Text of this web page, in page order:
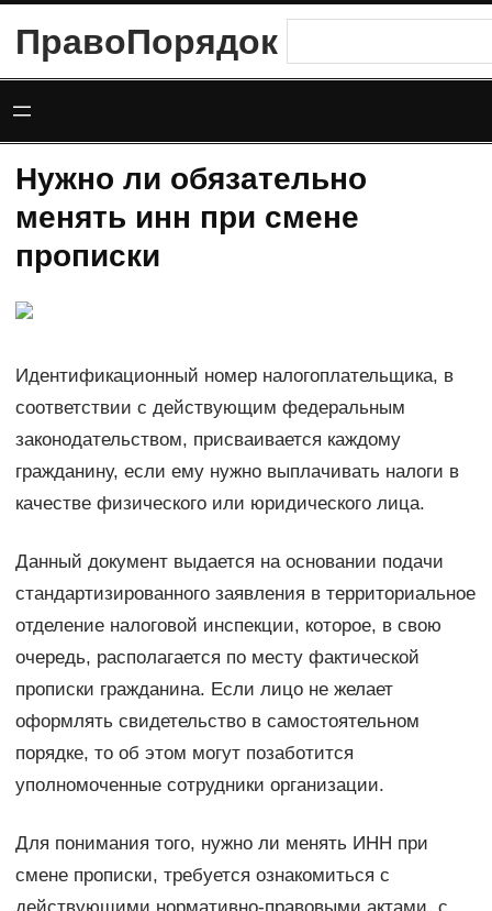
содержимому
ПравоПорядок
Нужно ли обязательно
менять инн при смене
прописки
Идентификационный номер налогоплательщика, в
соответствии с действующим федеральным
законодательством, присваивается каждому
гражданину, если ему нужно выплачивать налоги в
качестве физического или юридического лица.
Данный документ выдается на основании подачи
стандартизированного заявления в территориальное
отделение налоговой инспекции, которое, в свою
очередь, располагается по месту фактической
прописки гражданина. Если лицо не желает
оформлять свидетельство в самостоятельном
порядке, то об этом могут позаботится
уполномоченные сотрудники организации.
Для понимания того, нужно ли менять ИНН при
смене прописки, требуется ознакомиться с